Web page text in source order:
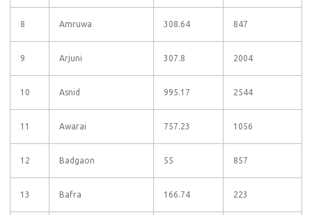
8 Amruwa 308.64 847
9 Arjuni 307.8 2004
10 Asnid 995.17 2544
11 Awarai 757.23 1056
12 Badgaon 55 857
13 Bafra 166.74 223